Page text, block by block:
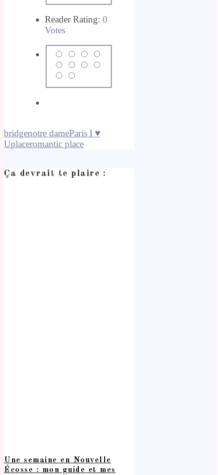
Reader Rating: 0
Votes
bridgenotre dameParis I ♥
Uplaceromantic place
Ça devrait te plaire :
Une semaine en Nouvelle
Écosse : mon guide et mes